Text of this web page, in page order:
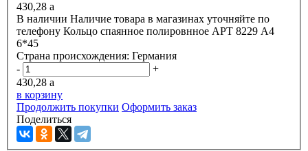
430,28 a
В наличии Наличие товара в магазинах уточняйте по
телефону Кольцо спаянное полировнное АРТ 8229 А4
6*45
Страна происхождения: Германия
-
+
430,28 a
в корзину
Продолжить покупки Оформить заказ
Поделиться